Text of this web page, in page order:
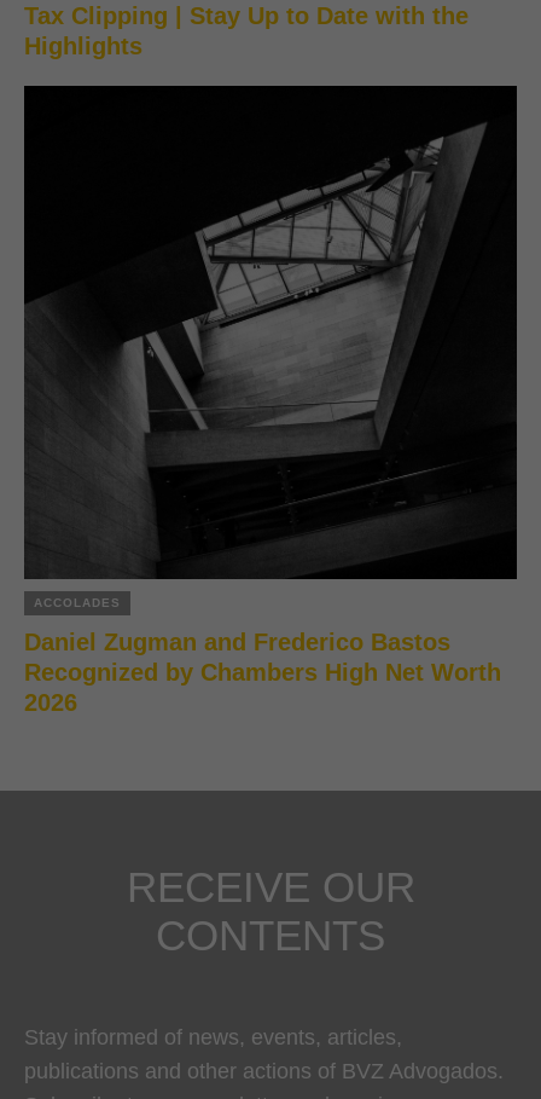
Tax Clipping | Stay Up to Date with the
Highlights
ACCOLADES
Daniel Zugman and Frederico Bastos
Recognized by Chambers High Net Worth
2026
RECEIVE OUR
CONTENTS
Stay informed of news, events, articles,
publications and other actions of BVZ Advogados.